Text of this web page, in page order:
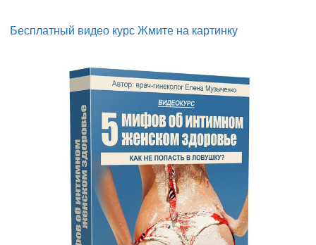
Бесплатный видео курс Жмите на картинку